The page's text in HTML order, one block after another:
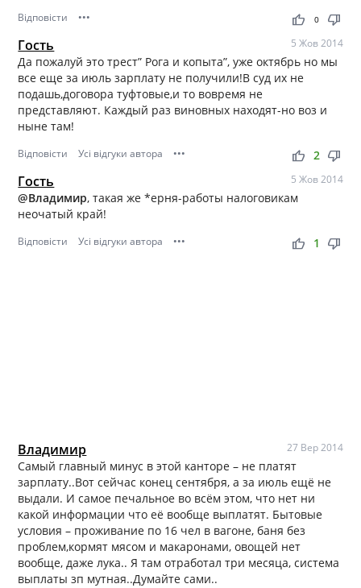
Відповісти ••• thumb_up thumb_down
0
Гость 5 Жов 2014
Да пожалуй это трест” Рога и копыта”, уже октябрь но мы
все еще за июль зарплату не получили!В суд их не
подашь,договора туфтовые,и то вовремя не
представляют. Каждый раз виновных находят-но воз и
ныне там!
Відповісти Усі відгуки автора ••• thumb_up thumb_down
2
Гость 5 Жов 2014
@Владимир, такая же *ерня-работы налоговикам
неочатый край!
Відповісти Усі відгуки автора ••• thumb_up thumb_down
1
Владимир 27 Вер 2014
Самый главный минус в этой канторе – не платят
зарплату..Вот сейчас конец сентября, а за июль ещё не
выдали. И самое печальное во всём этом, что нет ни
какой информации что её вообще выплатят. Бытовые
условия – проживание по 16 чел в вагоне, баня без
проблем,кормят мясом и макаронами, овощей нет
вообще, даже лука.. Я там отработал три месяца, система
выплаты зп мутная..Думайте сами..